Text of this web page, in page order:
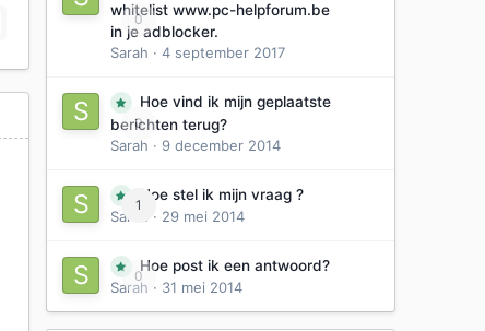
0
whitelist www.pc-helpforum.be
in je adblocker.
Sarah · 4 september 2017
0
Hoe vind ik mijn geplaatste
berichten terug?
Sarah · 9 december 2014
1
Hoe stel ik mijn vraag ?
Sarah
· 29 mei 2014
0
Hoe post ik een antwoord?
Sarah · 31 mei 2014